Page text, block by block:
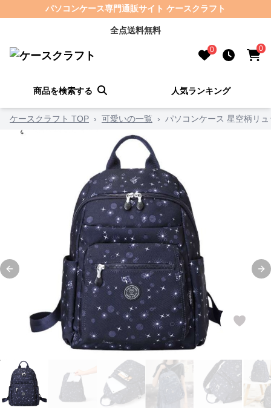
パソコンケース専門通販サイト ケースクラフト
全点送料無料
0 0
商品を検索する 人気ランキング
ケースクラフト TOP › 可愛いの一覧 › パソコンケース 星空柄リ
Previous slide